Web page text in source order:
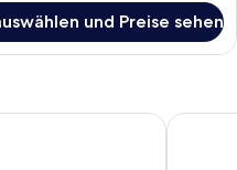
und Preise sehen
Traders